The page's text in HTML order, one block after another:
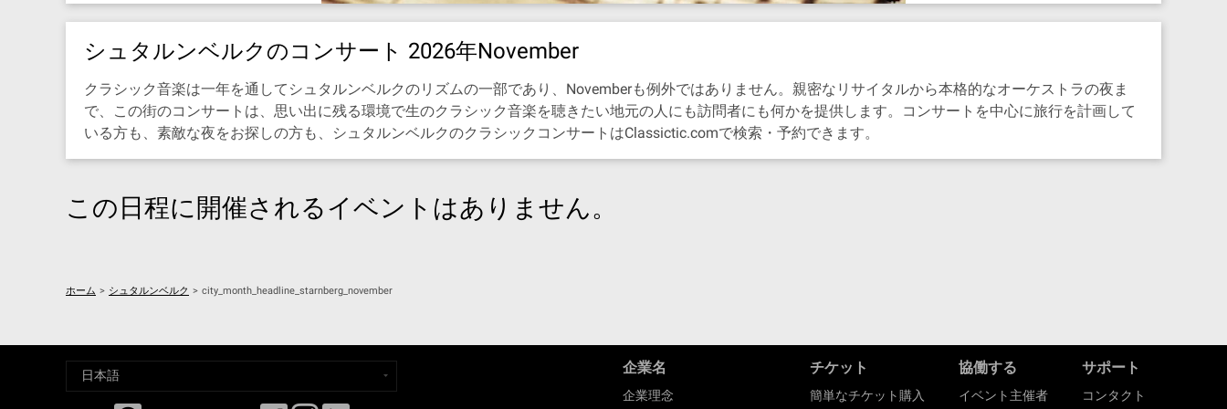
シュタルンベルクのコンサート 2026年November
クラシック音楽は一年を通してシュタルンベルクのリズムの一部であり、Novemberも例外ではありません。親密なリサイタルから本格的なオーケストラの夜ま
で、この街のコンサートは、思い出に残る環境で生のクラシック音楽を聴きたい地元の人にも訪問者にも何かを提供します。コンサートを中心に旅行を計画して
いる方も、素敵な夜をお探しの方も、シュタルンベルクのクラシックコンサートはClassictic.comで検索・予約できます。
この日程に開催されるイベントはありません。
ホーム > シュタルンベルク > city_month_headline_starnberg_november
企業名
企業理念
チケット
簡単なチケット購入
協働する
イベント主催者
サポート
コンタクト